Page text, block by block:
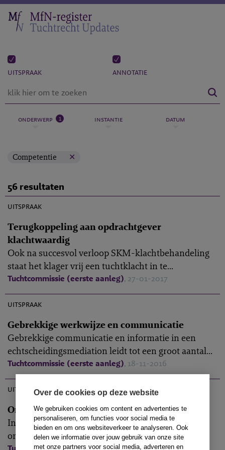
Over de cookies op deze website
We gebruiken cookies om content en advertenties te
personaliseren, om functies voor social media te
bieden en om ons websiteverkeer te analyseren. Ook
delen we informatie over jouw gebruik van onze site
met onze partners voor social media, adverteren en
uitspraak annotatie
onderwerp 1 instantie datum
Competentie
56 resultaten
uitspraak
Terugkoppeling aan opdrachtgever
klachtwaardig
Ook na succesvol verloop SKM-klachtbehandeling
staat het klager vrij een tuchtklacht in te...
Tuchtcommissie (eerste aanleg), 27-01-2017
uitspraak
Gebrekkige werkwijze en communicatie
Gebrekkige communicatie en informatie in een
echtscheidingsmediation leidt tot een groot aantal...
Tuchtcommissie (eerste aanleg), 18-11-2016
uitspraak
M-2016-14
Onvoldoende procesregie niet gebleken
In een arbeidsgeschil stelt klaagster dat mediator
onvoldoende procesregie heeft uitgeoefend,...